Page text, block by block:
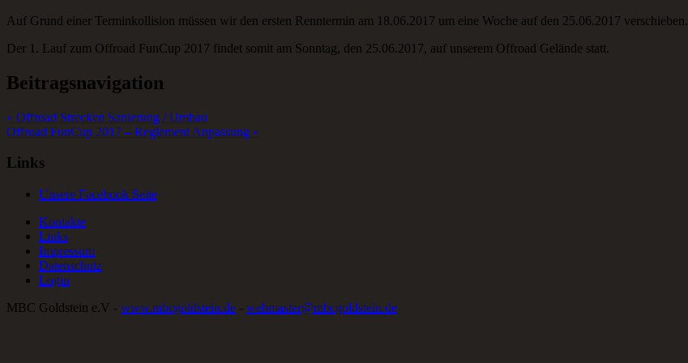
Auf Grund einer Terminkollision müssen wir den ersten Renntermin am 18.06.2017 um eine Woche auf den 25.06.2017 verschieben.
Der 1. Lauf zum Offroad FunCup 2017 findet somit am Sonntag, den 25.06.2017, auf unserem Offroad Gelände statt.
Beitragsnavigation
« Offroad Strecken Sanierung / Umbau
Offroad FunCup 2017 – Reglement Anpassung »
Links
Unsere Facebook Seite
Kontakte
Links
Impressum
Datenschutz
Login
MBC Goldstein e.V - www.mbcgoldstein.de - webmaster@mbcgoldstein.de